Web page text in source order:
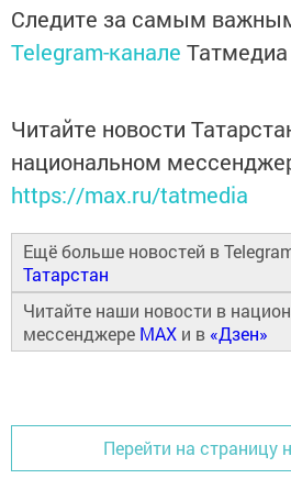
Следите за самым
Telegram-канале Татмедиа
Читайте новости
национальном
https://max.ru/tatmedia
Ещё больше новостей в
Татарстан
Читайте наши новости в
мессенджере MAX и в «Дзен»
Перейти на страницу